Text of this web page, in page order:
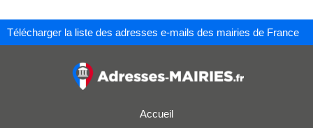
Télécharger la liste des adresses e-mails des mairies de France
Accueil